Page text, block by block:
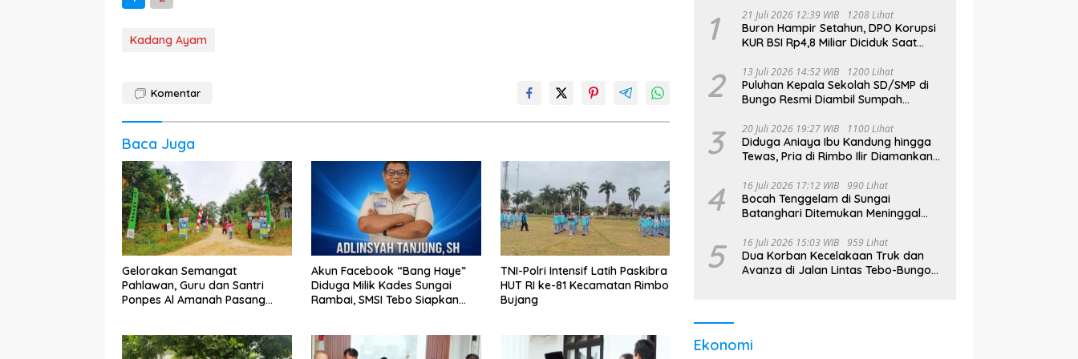
Kadang Ayam
Komentar
Baca Juga
Gelorakan Semangat
Pahlawan, Guru dan Santri
Ponpes Al Amanah Pasang
Akun Facebook “Bang Haye”
Diduga Milik Kades Sungai
Rambai, SMSI Tebo Siapkan
TNI-Polri Intensif Latih Paskibra
HUT RI ke-81 Kecamatan Rimbo
Bujang
1 21 Juli 2026 12:39 WIB 1208 Lihat
Buron Hampir Setahun, DPO Korupsi
KUR BSI Rp4,8 Miliar Diciduk Saat
2 13 Juli 2026 14:52 WIB 1200 Lihat
Puluhan Kepala Sekolah SD/SMP di
Bungo Resmi Diambil Sumpah
3 20 Juli 2026 19:27 WIB 1100 Lihat
Diduga Aniaya Ibu Kandung hingga
Tewas, Pria di Rimbo Ilir Diamankan
4 16 Juli 2026 17:12 WIB 990 Lihat
Bocah Tenggelam di Sungai
Batanghari Ditemukan Meninggal
5 16 Juli 2026 15:03 WIB 959 Lihat
Dua Korban Kecelakaan Truk dan
Avanza di Jalan Lintas Tebo-Bungo
Ekonomi